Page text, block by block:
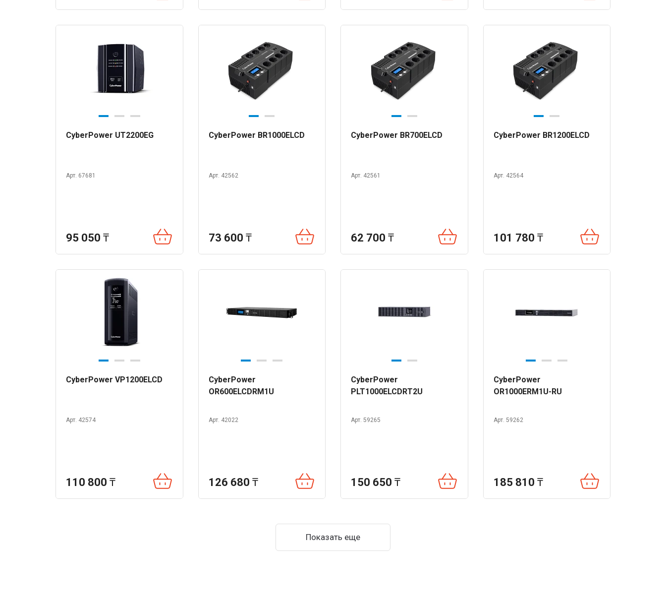
CyberPower UT2200EG
Арт. 67681
95 050 ₸
CyberPower BR1000ELCD
Арт. 42562
73 600 ₸
CyberPower BR700ELCD
Арт. 42561
62 700 ₸
CyberPower BR1200ELCD
Арт. 42564
101 780 ₸
CyberPower VP1200ELCD
Арт. 42574
110 800 ₸
CyberPower
OR600ELCDRM1U
Арт. 42022
126 680 ₸
CyberPower
PLT1000ELCDRT2U
Арт. 59265
150 650 ₸
CyberPower
OR1000ERM1U-RU
Арт. 59262
185 810 ₸
Показать еще